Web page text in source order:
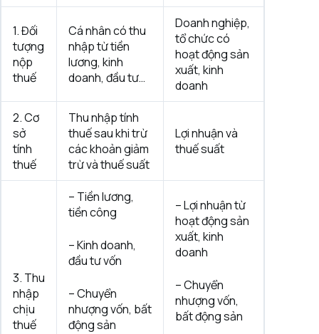
1. Đối
tượng
nộp
thuế
Cá nhân có thu
nhập từ tiền
lương, kinh
doanh, đầu tư…
Doanh nghiệp,
tổ chức có
hoạt động sản
xuất, kinh
doanh
2. Cơ
sở
tính
thuế
Thu nhập tính
thuế sau khi trừ
các khoản giảm
trừ và thuế suất
Lợi nhuận và
thuế suất
3. Thu
nhập
chịu
thuế
– Tiền lương,
tiền công
– Kinh doanh,
đầu tư vốn
– Chuyển
nhượng vốn, bất
động sản
– Lợi nhuận từ
hoạt động sản
xuất, kinh
doanh
– Chuyển
nhượng vốn,
bất động sản